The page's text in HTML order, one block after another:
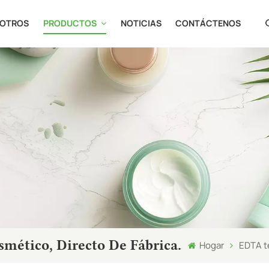
PRODUCTOS NOTICIAS CONTÁCTENOS
en
fr
ar
Directo De Fábrica. Hogar EDTA